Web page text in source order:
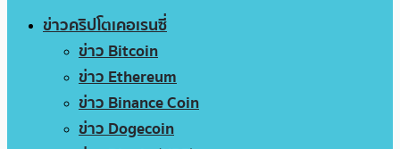
ข่าวคริปโตเคอเรนซี่
ข่าว Bitcoin
ข่าว Ethereum
ข่าว Binance Coin
ข่าว Dogecoin